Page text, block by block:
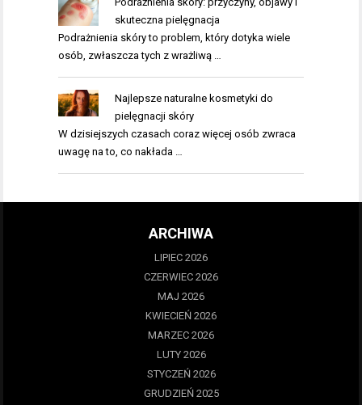
skuteczna pielęgnacja
Podrażnienia skóry to problem, który dotyka wiele
osób, zwłaszcza tych z wrażliwą …
Najlepsze naturalne kosmetyki do
pielęgnacji skóry
W dzisiejszych czasach coraz więcej osób zwraca
uwagę na to, co nakłada …
ARCHIWA
LIPIEC 2026
CZERWIEC 2026
MAJ 2026
KWIECIEŃ 2026
MARZEC 2026
LUTY 2026
STYCZEŃ 2026
GRUDZIEŃ 2025